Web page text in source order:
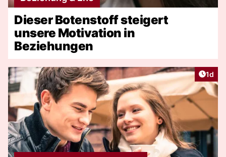
Dieser Botenstoff steigert
unsere Motivation in
Beziehungen
1d